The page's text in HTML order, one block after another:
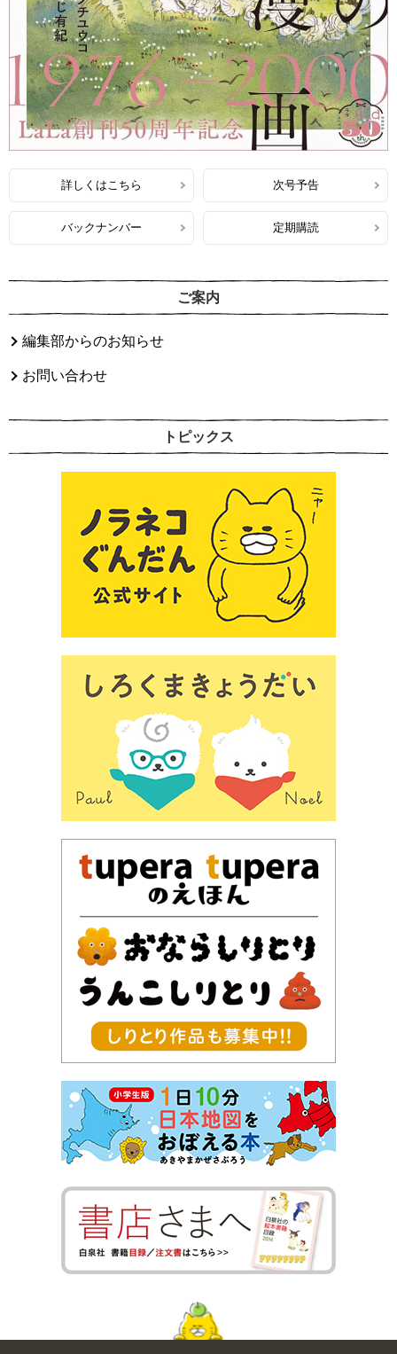
詳しくはこちら 次号予告
バックナンバー 定期購読
ご案内
編集部からのお知らせ
お問い合わせ
トピックス